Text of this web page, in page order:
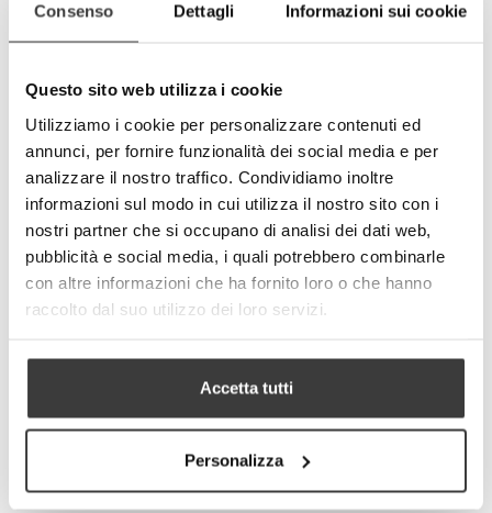
Consenso Dettagli Informazioni sui cookie
Questo sito web utilizza i cookie
Utilizziamo i cookie per personalizzare contenuti ed
annunci, per fornire funzionalità dei social media e per
analizzare il nostro traffico. Condividiamo inoltre
informazioni sul modo in cui utilizza il nostro sito con i
nostri partner che si occupano di analisi dei dati web,
pubblicità e social media, i quali potrebbero combinarle
con altre informazioni che ha fornito loro o che hanno
raccolto dal suo utilizzo dei loro servizi.
Accetta tutti
Personalizza
OEKO-TEX®
- Made in Italy
- Peso totale: 250 g/mq (+/- 10%)
- Composizione tessile:
100 % Poliestere (mascherina)
77 % Poliestere + 23 % Elastomero (nastro
elastico)
Dimensioni bambino: 14x14x6 cm
CURA/MANUTENZIONE
prima gli anelli in silicone di regolazione dei
- Lavare e disinfettare quotidianamente la
con acqua calda fino a 60°C.
E’ consigliabile stirare sempre la mascherina
dopo il suo lavaggio poiché
la stiratura consente allo strato in
TNT filtrante di essere sempre compatto
aumentando le performance di filtrazione.